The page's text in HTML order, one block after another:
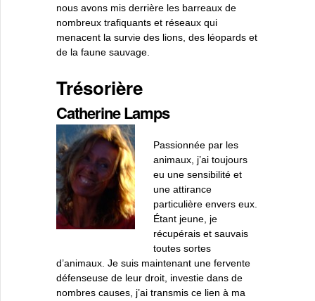
nous avons mis derrière les barreaux de
nombreux trafiquants et réseaux qui
menacent la survie des lions, des léopards et
de la faune sauvage.
Trésorière
Catherine Lamps
Passionnée par les
animaux, j’ai toujours
eu une sensibilité et
une attirance
particulière envers eux.
Étant jeune, je
récupérais et sauvais
toutes sortes
d’animaux. Je suis maintenant une fervente
défenseuse de leur droit, investie dans de
nombres causes, j’ai transmis ce lien à ma